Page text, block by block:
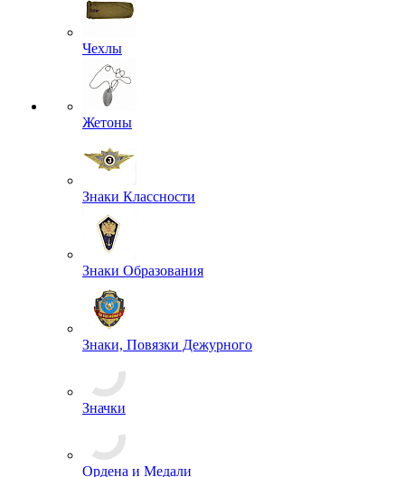
Пилотки
Фуражки
Шапки-ушанки
Измерительные приборы
Кобуры
Несессеры и комплектующие